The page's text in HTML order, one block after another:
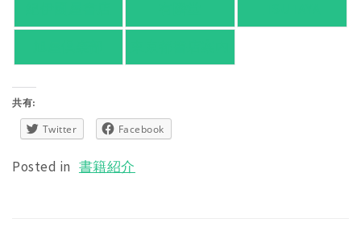
共有:
Twitter Facebook
Posted in 書籍紹介